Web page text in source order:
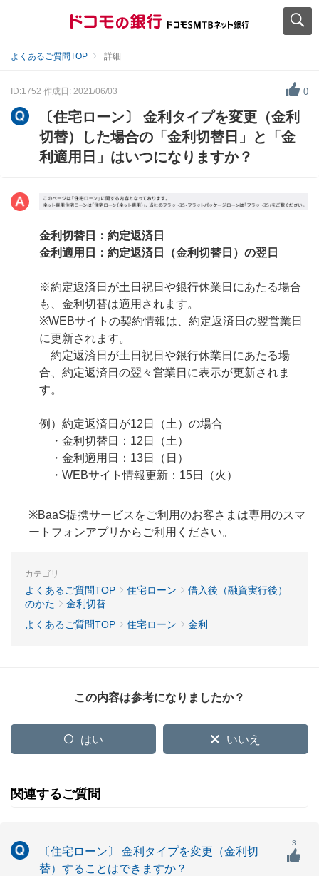
よくあるご質問TOP 詳細
ID:1752 作成日: 2021/06/03 0
〔住宅ローン〕 金利タイプを変更（金利
切替）した場合の「金利切替日」と「金
利適用日」はいつになりますか？
金利切替日：約定返済日
金利適用日：約定返済日（金利切替日）の翌日
※約定返済日が土日祝日や銀行休業日にあたる場合
も、金利切替は適用されます。
※WEBサイトの契約情報は、約定返済日の翌営業日
に更新されます。
約定返済日が土日祝日や銀行休業日にあたる場
合、約定返済日の翌々営業日に表示が更新されま
す。
例）約定返済日が12日（土）の場合
・金利切替日：12日（土）
・金利適用日：13日（日）
・WEBサイト情報更新：15日（火）
※BaaS提携サービスをご利用のお客さまは専用のスマ
ートフォンアプリからご利用ください。
カテゴリ
よくあるご質問TOP 住宅ローン
借入後（融資実行後）
のかた
金利切替
よくあるご質問TOP
住宅ローン 金利
この内容は参考になりましたか？
はい いいえ
関連するご質問
〔住宅ローン〕 金利タイプを変更（金利切
替）することはできますか？
3